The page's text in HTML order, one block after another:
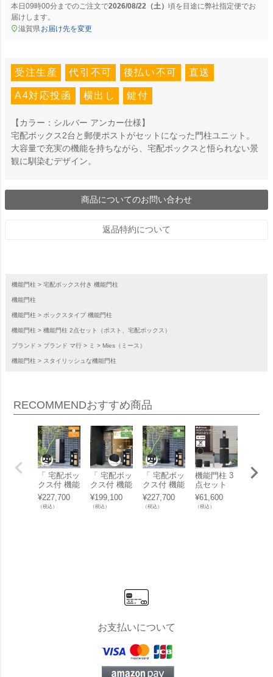
本日 09時00分までのご注文で2026/08/22（土） に弊社指定便でお
届けします。
滋賀県お届け先を変更
受注生産 代引不可 後払い不可 直送
A4対応投函 横出し 鍵付
【カラー：シルバー アンカー仕様】
宅配ボックス2台と郵便ポストがセットになった門柱ユニット。
大容量で充実の機能を持ちながら、宅配ボックスと悟られない景
観に馴染むデザイン。
商品についてのお問い合わせ
返品特約について
機能門柱 宅配ボックス付き 機能門柱
機能門柱
機能門柱 ボックスタイプ 機能門柱
機能門柱 機能門柱 2点セット（ポスト、宅配ボックス）
ブランド ブランド マ行 ミ Mies（ミース）
機能門柱 スタイリッシュな機能門柱
RECOMMENDおすすめ商品
「 宅配ボッ
クス付 機能
門柱 ミース
カラー：シ
ルバー 埋込
¥227,700
（税込）
「 宅配ボッ
クス付 機能
門柱 ミース
カラー：ブ
ラック アン
¥199,100
（税込）
「 宅配ボッ
クス付 機能
門柱 ミース
カラー：ブ
ラック 埋込
¥227,700
（税込）
機能門柱 3
点セット
「【 照明な
し 】 ナス
タボックス
¥61,600
（税込）
機能
お支払いについて